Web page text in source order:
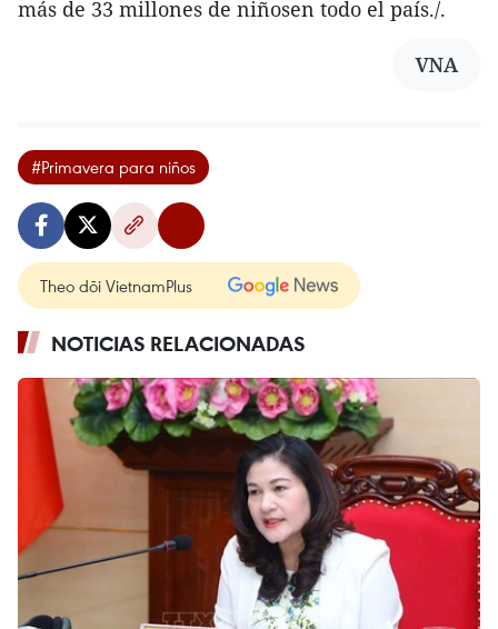
más de 33 millones de niñosen todo el país./.
VNA
#Primavera para niños
Theo dõi VietnamPlus
NOTICIAS RELACIONADAS